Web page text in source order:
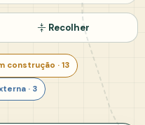
Recolher
construção · 13
· 3